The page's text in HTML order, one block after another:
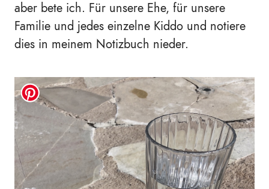
aber bete ich. Für unsere Ehe, für unsere
Familie und jedes einzelne Kiddo und notiere
dies in meinem Notizbuch nieder.